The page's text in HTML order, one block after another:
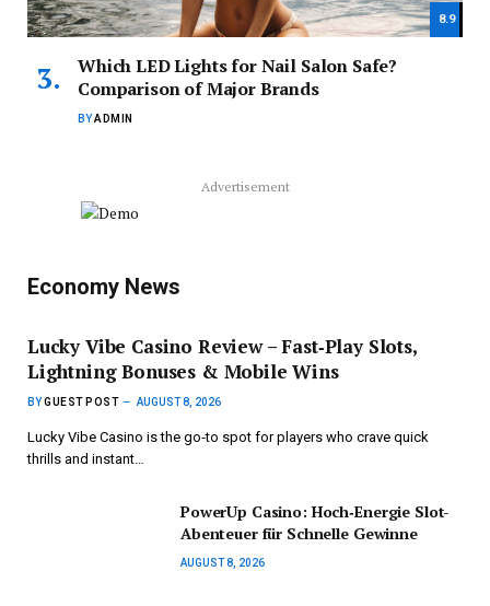
8.9
Which LED Lights for Nail Salon Safe?
Comparison of Major Brands
BYADMIN
Advertisement
Economy News
Lucky Vibe Casino Review – Fast‑Play Slots,
Lightning Bonuses & Mobile Wins
BYGUEST POST AUGUST 8, 2026
Lucky Vibe Casino is the go‑to spot for players who crave quick
thrills and instant…
PowerUp Casino: Hoch‑Energie Slot-
Abenteuer für Schnelle Gewinne
AUGUST 8, 2026